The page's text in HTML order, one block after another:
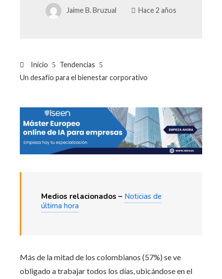
Jaime B. Bruzual Hace 2 años
Inicio
Tendencias
Un desafío para el bienestar corporativo
Medios relacionados – Noticias de
última hora
Más de la mitad de los colombianos (57%) se ve
obligado a trabajar todos los días, ubicándose en el